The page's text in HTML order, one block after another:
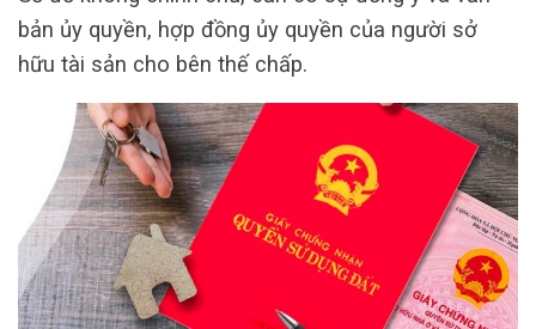
bản ủy quyền, hợp đồng ủy quyền của người sở
hữu tài sản cho bên thế chấp.